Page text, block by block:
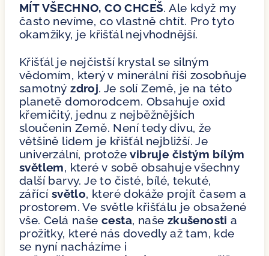
MÍT VŠECHNO, CO CHCEŠ. Ale když my
často nevíme, co vlastně chtít. Pro tyto
okamžiky, je křišťál nejvhodnější.
Křišťál je nejčistší krystal se silným
vědomím, který v minerální říši zosobňuje
samotnýzdroj. Je solí Země, je na této
planetě domorodcem. Obsahuje oxid
křemičitý, jednu z nejběžnějších
sloučenin Země. Není tedy divu, že
většině lidem je křišťál nejbližší. Je
univerzální, protoževibruje čistým bílým
světlem, které v sobě obsahuje všechny
další barvy. Je to čisté, bílé, tekuté,
zářící světlo, které dokáže projít časem a
prostorem. Ve světle křišťálu je obsažené
vše. Celá našecesta, naše zkušenosti a
prožitky, které nás dovedly až tam, kde
se nyní nacházíme i